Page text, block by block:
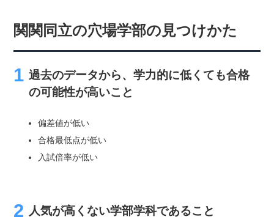
関関同立の穴場学部の見つけかた
過去のデータから、学力的に低くても合格
の可能性が高いこと
偏差値が低い
合格最低点が低い
入試倍率が低い
人気が高くない学部学科であること